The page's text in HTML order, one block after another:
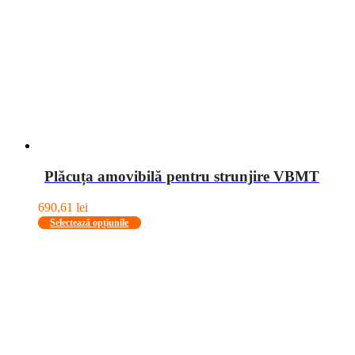
Plăcuța amovibilă pentru strunjire VBMT
690,61 lei
Selectează opțiunile
Acest